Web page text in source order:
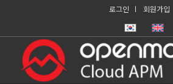
로그인 회원가입